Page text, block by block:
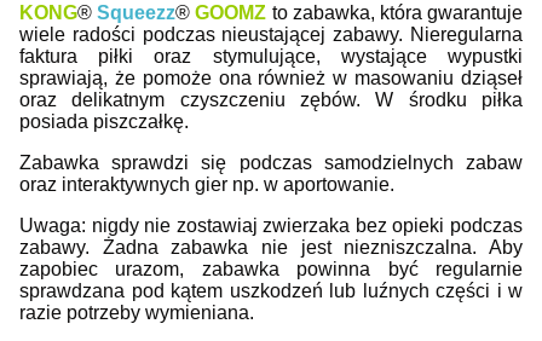
KONG®Squeezz®GOOMZ to zabawka, która gwarantuje
wiele radości podczas nieustającej zabawy. Nieregularna
faktura piłki oraz stymulujące, wystające wypustki
sprawiają, że pomoże ona również w masowaniu dziąseł
oraz delikatnym czyszczeniu zębów. W środku piłka
posiada piszczałkę.
Zabawka sprawdzi się podczas samodzielnych zabaw
oraz interaktywnych gier np. w aportowanie.
Uwaga: nigdy nie zostawiaj zwierzaka bez opieki podczas
zabawy. Żadna zabawka nie jest niezniszczalna. Aby
zapobiec urazom, zabawka powinna być regularnie
sprawdzana pod kątem uszkodzeń lub luźnych części i w
razie potrzeby wymieniana.